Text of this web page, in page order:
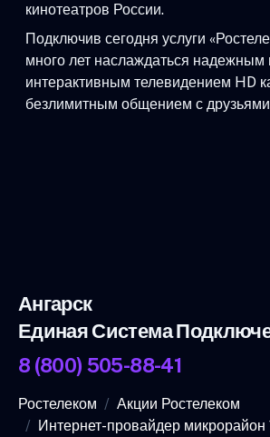
кинотеатров России.
Подключив сегодня услуги
много лет наслаждаться надежным
интерактивным телевидением HD
безлимитным общением с
Ангарск
Единая Система
8 (800) 505-88-41
Ростелеком
Акции Ростелеком
Интернет-провайдер микрорайон